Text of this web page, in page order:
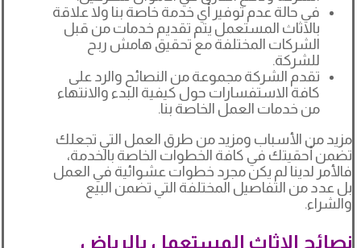
في حالة عدم توفير أي خدمة خاصة بنا ولا علاقة
بالاثاث المستعمل يتم تقديم خدمات من قبل
الشركات المختلفة مع تحقيق هامش ربح
للشركة.
تقدم الشركة مجموعة من النصائح والرد على
كافة الاستفسارات حول كيفية البدء والانتهاء
من خدمات العمل الخاصة بنا.
مزيد من الأسباب ومزيد من طرق العمل التي تجعلك
تضمن أحقيتك في كافة الخطوات الخاصة بالخدمة،
فالأمر لدينا لم يكن مجرد خطوات عشوائية في العمل
بل عدد من التفاصيل المختلفة التي تضمن البيع
والشراء.
نصائح الاثاث المستعمل بالرياض